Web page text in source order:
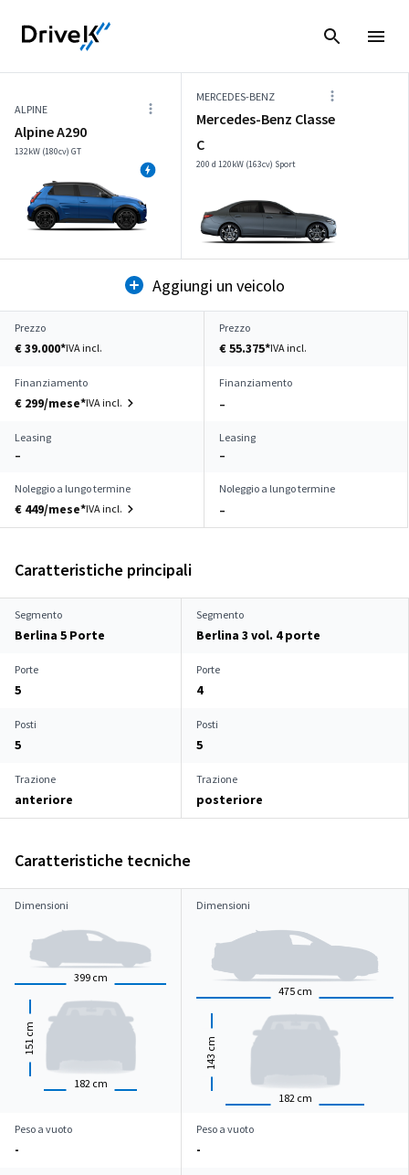
ALPINE
Alpine A290
132kW (180cv) GT
MERCEDES-BENZ
Mercedes-Benz Classe
C
200 d 120kW (163cv) Sport
Aggiungi un veicolo
Prezzo
€ 39.000*IVA incl.
Prezzo
€ 55.375*IVA incl.
Finanziamento
€ 299/mese*IVA incl.
Finanziamento
–
Leasing
–
Leasing
–
Noleggio a lungo termine
€ 449/mese*IVA incl.
Noleggio a lungo termine
–
Caratteristiche principali
Segmento
Berlina 5 Porte
Segmento
Berlina 3 vol. 4 porte
Porte
5
Porte
4
Posti
5
Posti
5
Trazione
anteriore
Trazione
posteriore
Caratteristiche tecniche
Dimensioni
399 cm
182 cm
151
cm
Dimensioni
475 cm
182 cm
143
cm
Peso a vuoto
-
Peso a vuoto
-